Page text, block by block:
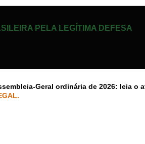
PELA LEGÍTIMA DEFESA
Geral ordinária de 2026: leia o